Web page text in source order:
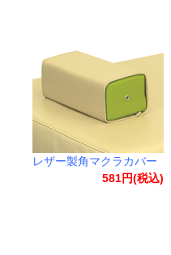
レザー製角マクラカバー
581円(税込)